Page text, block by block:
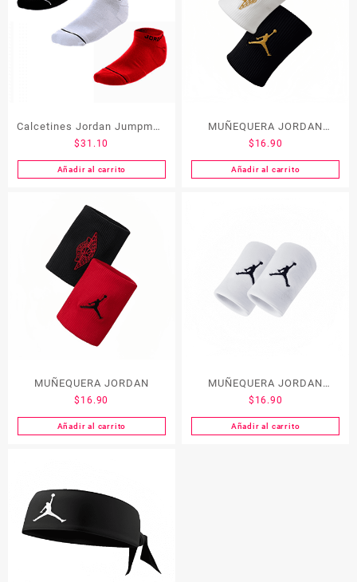
Calcetines Jordan Jumpman
3 Pares ( CABALLEROS)
$31.10
Añadir al carrito
MUÑEQUERA JORDAN
BLANCO Y NEGRO
$ 16.90
Añadir al carrito
MUÑEQUERA JORDAN
$ 16.90
Añadir al carrito
MUÑEQUERA JORDAN
BLANCO Y NEGRO
$ 16.90
Añadir al carrito